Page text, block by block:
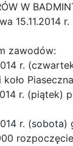
W
15.11.2014 r.
zawodów:
r.
koło
r.
r.